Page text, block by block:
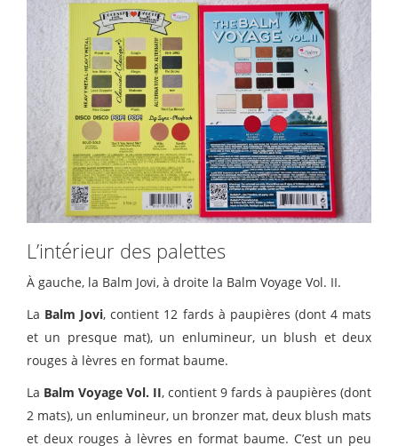
L’intérieur des palettes
À gauche, la Balm Jovi, à droite la Balm Voyage Vol. II.
La Balm Jovi, contient 12 fards à paupières (dont 4 mats
et un presque mat), un enlumineur, un blush et deux
rouges à lèvres en format baume.
La Balm Voyage Vol. II, contient 9 fards à paupières (dont
2 mats), un enlumineur, un bronzer mat, deux blush mats
et deux rouges à lèvres en format baume. C’est un peu